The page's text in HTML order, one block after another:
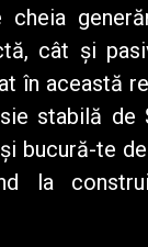
cât și
în această
stabilă de
bucură-te
la